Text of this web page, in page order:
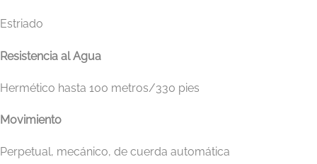
Estriado
Resistencia al Agua
Hermético hasta 100 metros/330 pies
Movimiento
Perpetual, mecánico, de cuerda automática